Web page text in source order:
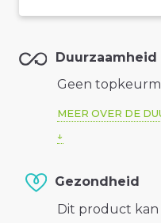
Duurzaamheid
Geen
MEER OVER DE
Gezondheid
Dit product kan